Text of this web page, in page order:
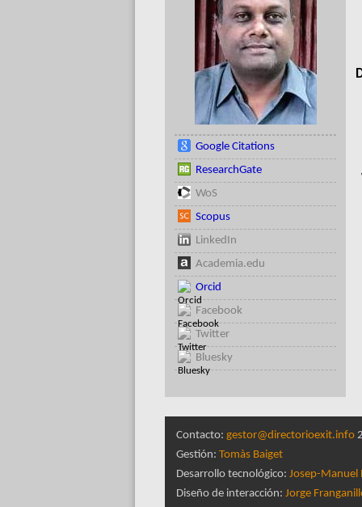
Google Citations
ResearchGate
WoS
Scopus
LinkedIn
Academia.edu
Orcid
Facebook
Twitter
Bluesky
Contacto: gestor@directorioexit.info
Gestión: Tomàs Baiget
Desarrollo tecnológico: Josep-Manuel
Diseño de interacción: Jorge